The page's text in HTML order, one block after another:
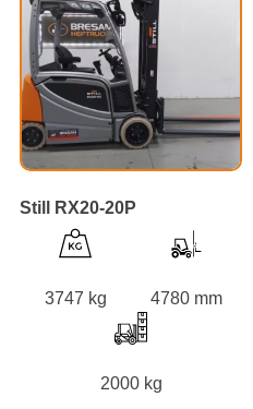
Still RX20-20P
3747 kg 4780 mm
2000 kg